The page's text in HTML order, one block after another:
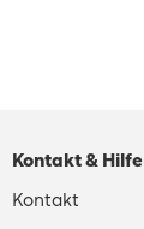
Kontakt & Hilfe
Kontakt